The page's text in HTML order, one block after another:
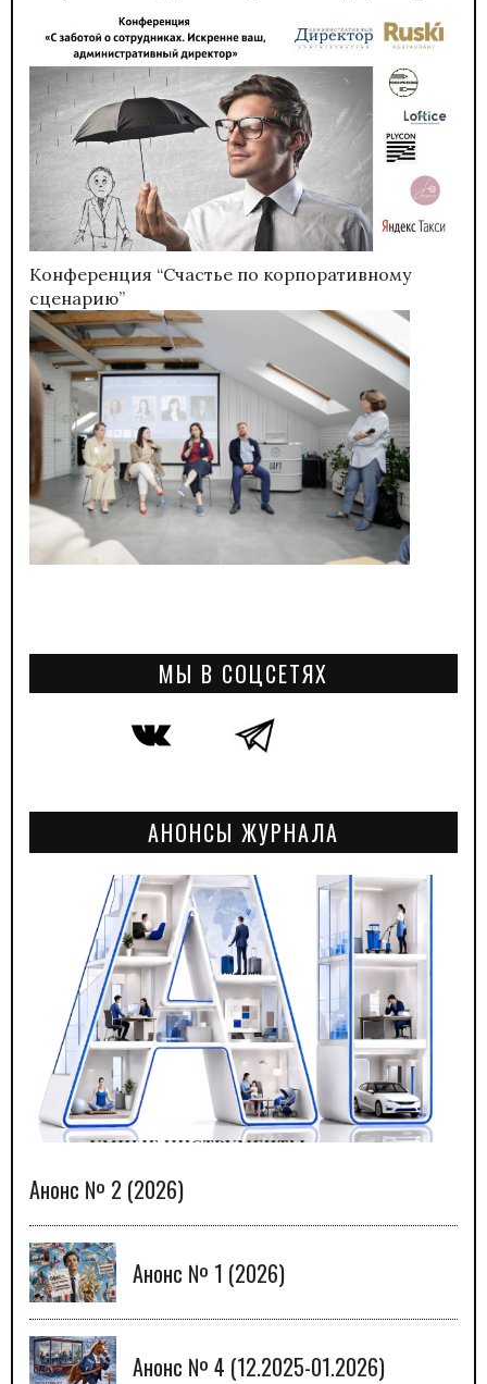
Конференция “Счастье по корпоративному
сценарию”
МЫ В СОЦСЕТЯХ
АНОНСЫ ЖУРНАЛА
Анонс № 2 (2026)
Анонс № 1 (2026)
Анонс № 4 (12.2025-01.2026)